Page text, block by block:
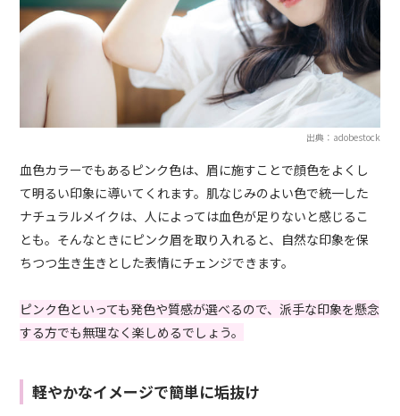
出典：adobestock
血色カラーでもあるピンク色は、眉に施すことで顔色をよくし
て明るい印象に導いてくれます。肌なじみのよい色で統一した
ナチュラルメイクは、人によっては血色が足りないと感じるこ
とも。そんなときにピンク眉を取り入れると、自然な印象を保
ちつつ生き生きとした表情にチェンジできます。
ピンク色といっても発色や質感が選べるので、派手な印象を懸念
する方でも無理なく楽しめるでしょう。
軽やかなイメージで簡単に垢抜け